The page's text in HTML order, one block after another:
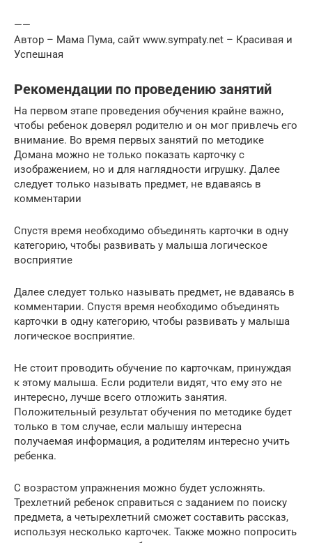
——
Автор – Мама Пума, сайт www.sympaty.net – Красивая и
Успешная
Рекомендации по проведению занятий
На первом этапе проведения обучения крайне важно,
чтобы ребенок доверял родителю и он мог привлечь его
внимание. Во время первых занятий по методике
Домана можно не только показать карточку с
изображением, но и для наглядности игрушку. Далее
следует только называть предмет, не вдаваясь в
комментарии
Спустя время необходимо объединять карточки в одну
категорию, чтобы развивать у малыша логическое
восприятие
Далее следует только называть предмет, не вдаваясь в
комментарии. Спустя время необходимо объединять
карточки в одну категорию, чтобы развивать у малыша
логическое восприятие.
Не стоит проводить обучение по карточкам, принуждая
к этому малыша. Если родители видят, что ему это не
интересно, лучше всего отложить занятия.
Положительный результат обучения по методике будет
только в том случае, если малышу интересна
получаемая информация, а родителям интересно учить
ребенка.
С возрастом упражнения можно будет усложнять.
Трехлетний ребенок справиться с заданием по поиску
предмета, а четырехлетний сможет составить рассказ,
используя несколько карточек. Также можно попросить